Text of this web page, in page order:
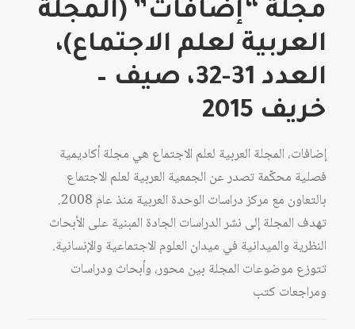
مجلة “إضافات” (المجلة
العربية لعلم الاجتماع)،
العدد 31-32، صيف –
خريف 2015
إضافات، المجلة العربية لعلم الاجتماع هي مجلة أكاديمية
فصلية محكّمة تصدر عن الجمعية العربية لعلم الاجتماع
بالتعاون مع مركز دراسات الوحدة العربية منذ عام 2008.
تهدف المجلة إلى نشر الدراسات الجادة المبنية على الأبحاث
النظرية والميدانية في ميدان العلوم الاجتماعية والإنسانية.
تتوزع موضوعات المجلة بين محور، وأبحاث ودراسات
ومراجعات كتب